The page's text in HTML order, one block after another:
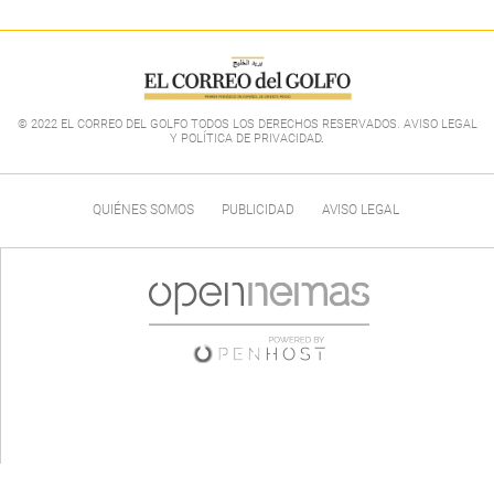
© 2022 EL CORREO DEL GOLFO TODOS LOS DERECHOS RESERVADOS. AVISO LEGAL
Y POLÍTICA DE PRIVACIDAD.
QUIÉNES SOMOS PUBLICIDAD AVISO LEGAL